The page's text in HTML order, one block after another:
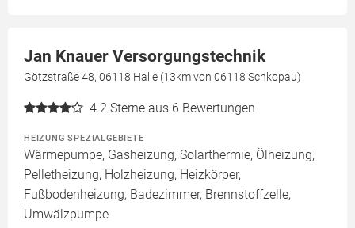
Jan Knauer Versorgungstechnik
Götzstraße 48, 06118 Halle (13km von 06118 Schkopau)
4.2 Sterne aus 6 Bewertungen
HEIZUNG SPEZIALGEBIETE
Wärmepumpe, Gasheizung, Solarthermie, Ölheizung,
Pelletheizung, Holzheizung, Heizkörper,
Fußbodenheizung, Badezimmer, Brennstoffzelle,
Umwälzpumpe